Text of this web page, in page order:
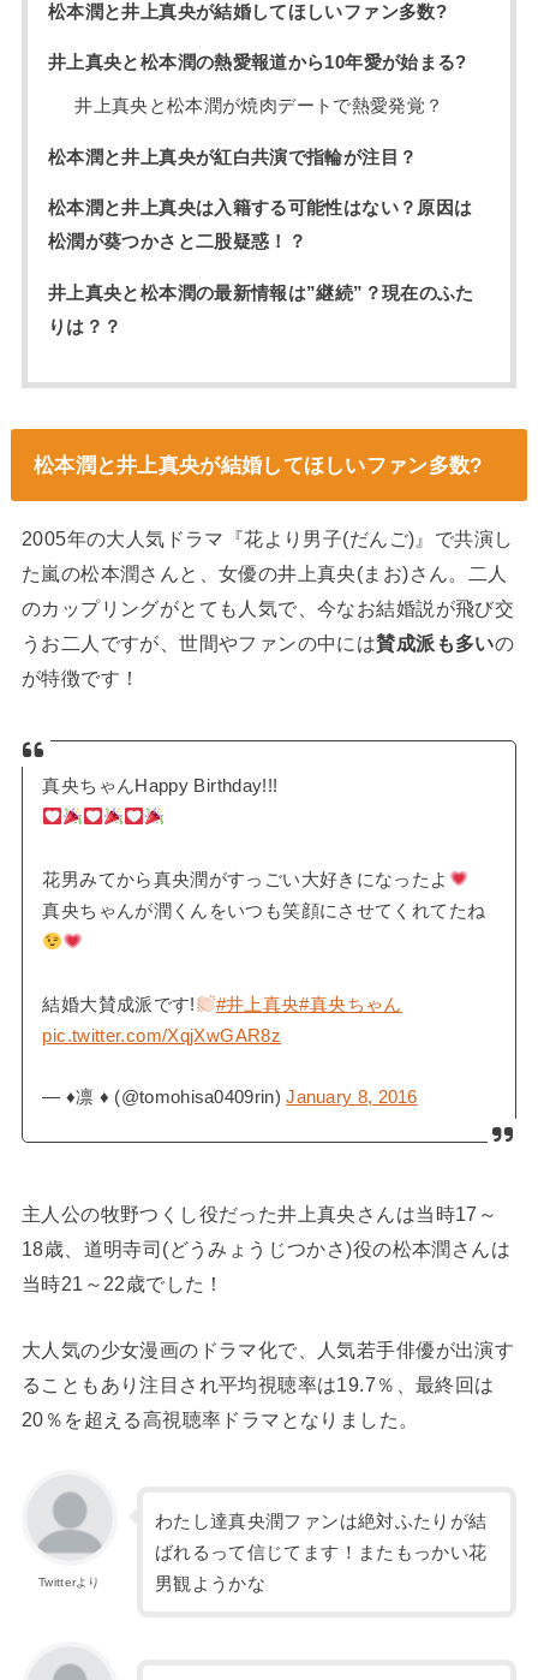
松本潤と井上真央が結婚してほしいファン多数?
井上真央と松本潤の熱愛報道から10年愛が始まる?
井上真央と松本潤が焼肉デートで熱愛発覚？
松本潤と井上真央が紅白共演で指輪が注目？
松本潤と井上真央は入籍する可能性はない？原因は
松潤が葵つかさと二股疑惑！？
井上真央と松本潤の最新情報は”継続”？現在のふた
りは？？
松本潤と井上真央が結婚してほしいファン多数?
2005年の大人気ドラマ『花より男子(だんご)』で共演し
た嵐の松本潤さんと、女優の井上真央(まお)さん。二人
のカップリングがとても人気で、今なお結婚説が飛び交
うお二人ですが、世間やファンの中には賛成派も多いの
が特徴です！
真央ちゃんHappy Birthday!!!
花男みてから真央潤がすっごい大好きになったよ
真央ちゃんが潤くんをいつも笑顔にさせてくれてたね
結婚大賛成派です! #井上真央#真央ちゃん
pic.twitter.com/XqjXwGAR8z
— ♦︎凛 ♦︎ (@tomohisa0409rin)January 8, 2016
主人公の牧野つくし役だった井上真央さんは当時17～
18歳、道明寺司(どうみょうじつかさ)役の松本潤さんは
当時21～22歳でした！
大人気の少女漫画のドラマ化で、人気若手俳優が出演す
ることもあり注目され平均視聴率は19.7％、最終回は
20％を超える高視聴率ドラマとなりました。
Twitterより
わたし達真央潤ファンは絶対ふたりが結
ばれるって信じてます！またもっかい花
男観ようかな